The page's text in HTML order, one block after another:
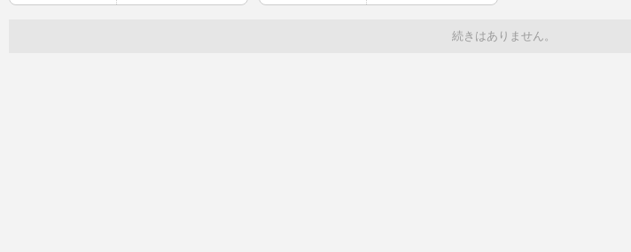
美味しいって最高ですよね(*^^*) ＊昨夜の
春休みシーズンで着物姿の女性グループを
縄に行きましたが、皆さんはどこか行かれ続きはありません。